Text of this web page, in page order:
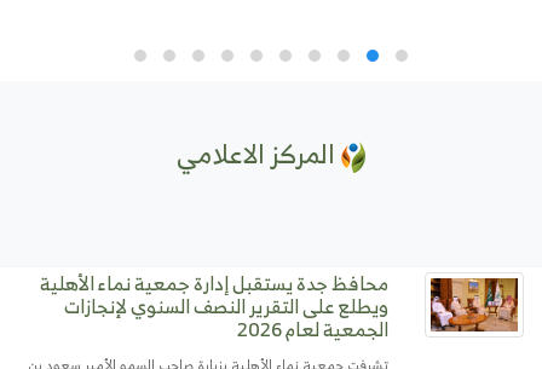
المركز الاعلامي
محافظ جدة يستقبل إدارة جمعية نماء الأهلية
ويطلع على التقرير النصف السنوي لإنجازات
الجمعية لعام 2026